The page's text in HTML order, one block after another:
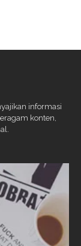
informasi
konten,